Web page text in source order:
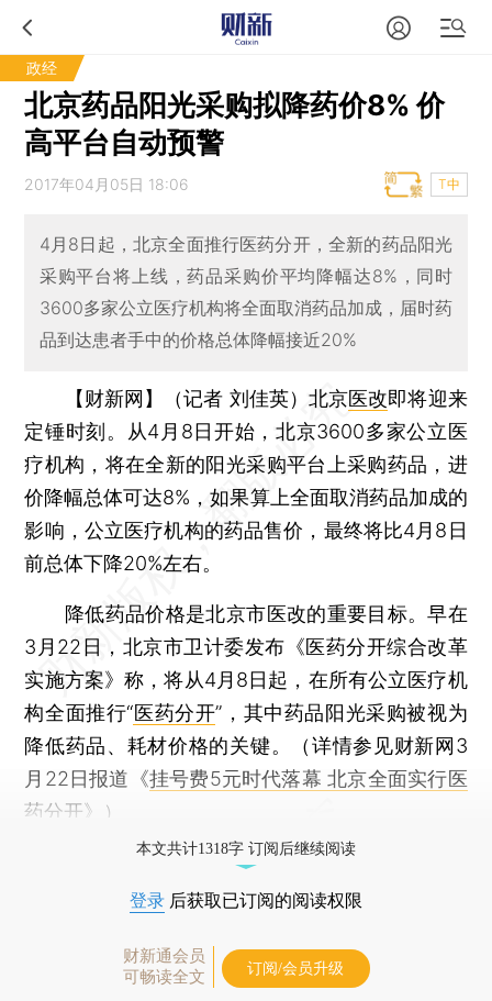
政经
北京药品阳光采购拟降药价8% 价
高平台自动预警
2017年04月05日 18:06 T中
4月8日起，北京全面推行医药分开，全新的药品阳光
采购平台将上线，药品采购价平均降幅达8%，同时
3600多家公立医疗机构将全面取消药品加成，届时药
品到达患者手中的价格总体降幅接近20%
【财新网】（记者 刘佳英） 北京医改即将迎来
定锤时刻。从4月8日开始，北京3600多家公立医
疗机构，将在全新的阳光采购平台上采购药品，进
价降幅总体可达8%，如果算上全面取消药品加成的
影响，公立医疗机构的药品售价，最终将比4月8日
前总体下降20%左右。
降低药品价格是北京市医改的重要目标。早在
3月22日，北京市卫计委发布《医药分开综合改革
实施方案》称，将从4月8日起，在所有公立医疗机
构全面推行“医药分开”，其中药品阳光采购被视为
降低药品、耗材价格的关键。（详情参见财新网3
月22日报道《挂号费5元时代落幕 北京全面实行医
药分开》）
本文共计1318字 订阅后继续阅读
登录 后获取已订阅的阅读权限
财新通会员
可畅读全文
订阅/会员升级